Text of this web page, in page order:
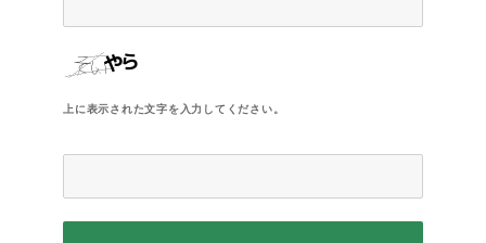
上に表示された文字を入力してください。